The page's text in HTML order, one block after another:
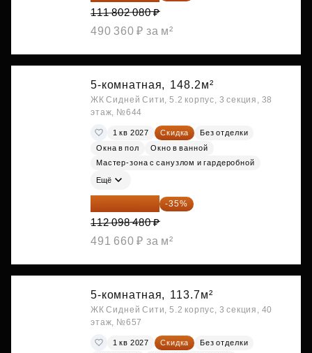
111 802 080 ₽
490 360 ₽ за м²
5-комнатная, 148.2м²
ЖК Сидней Сити, 5.2 корпус, 3 секция, 38
этаж, №644
1 кв 2027 Скидка
Без отделки
Окна в пол
Окно в ванной
Мастер-зона с санузлом и гардеробной
Ещё
72 864 012 ₽ -35%
112 098 480 ₽
491 660 ₽ за м²
5-комнатная, 113.7м²
ЖК Сидней Сити, 5.2 корпус, 3 секция, 40
этаж, №657
1 кв 2027 Скидка
Без отделки